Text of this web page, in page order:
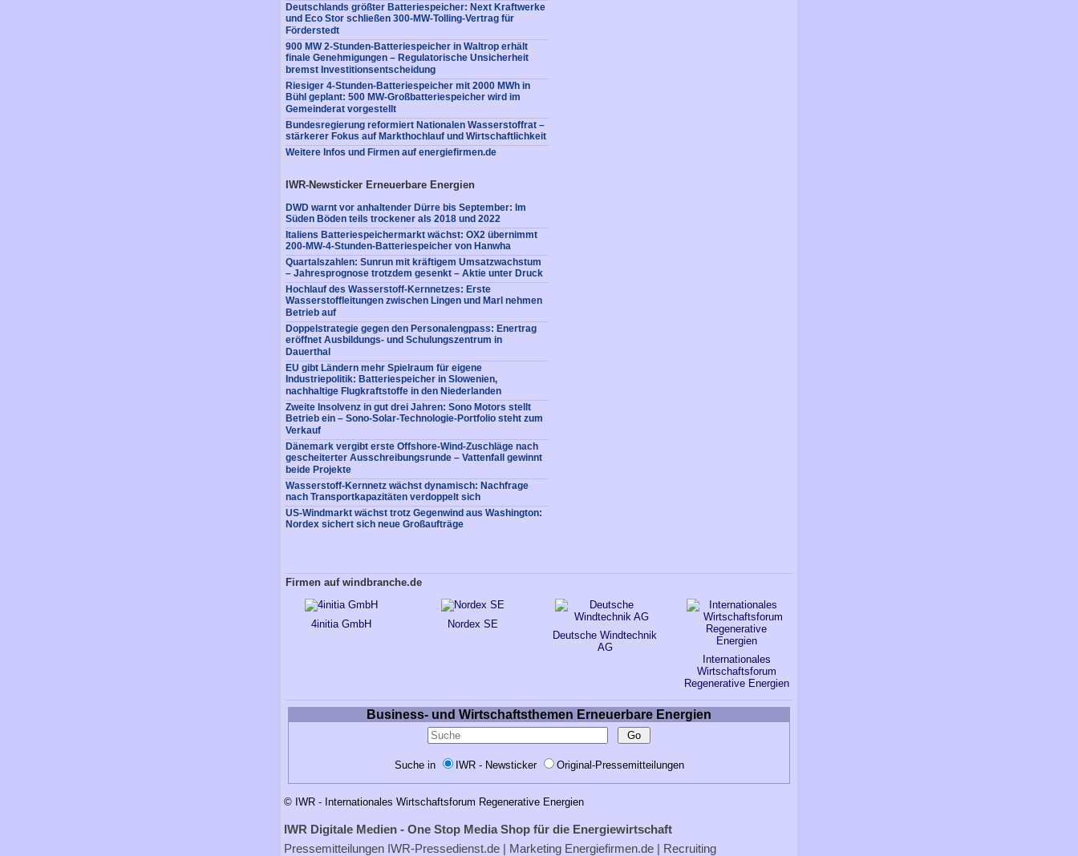
Deutschlands größter Batteriespeicher: Next Kraftwerke
und Eco Stor schließen 300-MW-Tolling-Vertrag für
Förderstedt
900 MW 2-Stunden-Batteriespeicher in Waltrop erhält
finale Genehmigungen – Regulatorische Unsicherheit
bremst Investitionsentscheidung
Riesiger 4-Stunden-Batteriespeicher mit 2000 MWh in
Bühl geplant: 500 MW-Großbatteriespeicher wird im
Gemeinderat vorgestellt
Bundesregierung reformiert Nationalen Wasserstoffrat –
stärkerer Fokus auf Markthochlauf und Wirtschaftlichkeit
Weitere Infos und Firmen auf energiefirmen.de
IWR-Newsticker Erneuerbare Energien
DWD warnt vor anhaltender Dürre bis September: Im
Süden Böden teils trockener als 2018 und 2022
Italiens Batteriespeichermarkt wächst: OX2 übernimmt
200-MW-4-Stunden-Batteriespeicher von Hanwha
Quartalszahlen: Sunrun mit kräftigem Umsatzwachstum
– Jahresprognose trotzdem gesenkt – Aktie unter Druck
Hochlauf des Wasserstoff-Kernnetzes: Erste
Wasserstoffleitungen zwischen Lingen und Marl nehmen
Betrieb auf
Doppelstrategie gegen den Personalengpass: Enertrag
eröffnet Ausbildungs- und Schulungszentrum in
Dauerthal
EU gibt Ländern mehr Spielraum für eigene
Industriepolitik: Batteriespeicher in Slowenien,
nachhaltige Flugkraftstoffe in den Niederlanden
Zweite Insolvenz in gut drei Jahren: Sono Motors stellt
Betrieb ein – Sono-Solar-Technologie-Portfolio steht zum
Verkauf
Dänemark vergibt erste Offshore-Wind-Zuschläge nach
gescheiterter Ausschreibungsrunde – Vattenfall gewinnt
beide Projekte
Wasserstoff-Kernnetz wächst dynamisch: Nachfrage
nach Transportkapazitäten verdoppelt sich
US-Windmarkt wächst trotz Gegenwind aus Washington:
Nordex sichert sich neue Großaufträge
Firmen auf windbranche.de
4initia GmbH
Nordex SE
Deutsche Windtechnik
AG
Internationales
Wirtschaftsforum
Regenerative Energien
Business- und Wirtschaftsthemen Erneuerbare Energien
Suche in IWR - Newsticker Original-Pressemitteilungen
© IWR - Internationales Wirtschaftsforum Regenerative Energien
IWR Digitale Medien - One Stop Media Shop für die Energiewirtschaft
Pressemitteilungen IWR-Pressedienst.de | Marketing Energiefirmen.de | Recruiting